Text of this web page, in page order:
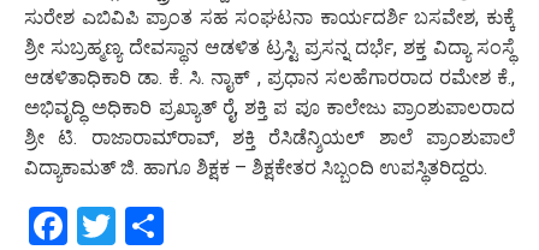
ಸುರೇಶ ಎಬಿವಿಪಿ ಪ್ರಾಂತ ಸಹ ಸಂಘಟನಾ ಕಾರ್ಯದರ್ಶಿ ಬಸವೇಶ, ಕುಕ್ಕೆ
ಶ್ರೀ ಸುಬ್ರಹ್ಮಣ್ಯ ದೇವಸ್ಥಾನ ಆಡಳಿತ ಟ್ರಸ್ಟಿ ಪ್ರಸನ್ನ ದರ್ಭೆ, ಶಕ್ತ ವಿದ್ಯಾ ಸಂಸ್ಥೆ
ಆಡಳಿತಾಧಿಕಾರಿ ಡಾ. ಕೆ. ಸಿ. ನಾೖಕ್‌ , ಪ್ರಧಾನ ಸಲಹೆಗಾರರಾದ ರಮೇಶ ಕೆ.,
ಅಭಿವೃದ್ಧಿ ಅಧಿಕಾರಿ ಪ್ರಖ್ಯಾತ್‌ ರೈ, ಶಕ್ತಿ ಪ ಪೂ ಕಾಲೇಜು ಪ್ರಾಂಶುಪಾಲರಾದ
ಶ್ರೀ ಟಿ. ರಾಜಾರಾಮ್‌ರಾವ್, ಶಕ್ತಿ ರೆಸಿಡೆನ್ಶಿಯಲ್ ಶಾಲೆ ಪ್ರಾಂಶುಪಾಲೆ
ವಿದ್ಯಾಕಾಮತ್ ಜಿ. ಹಾಗೂ ಶಿಕ್ಷಕ – ಶಿಕ್ಷಕೇತರ ಸಿಬ್ಬಂದಿ ಉಪಸ್ಥಿತರಿದ್ದರು.
Facebook
Twitter